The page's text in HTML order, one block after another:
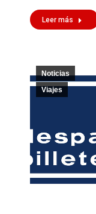
Leer más
Noticias
Viajes